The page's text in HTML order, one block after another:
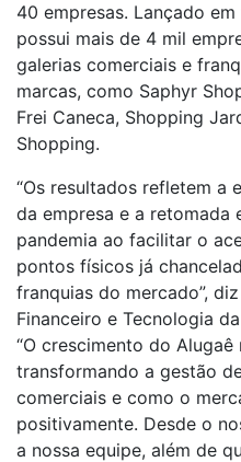
40 empresas. Lançado
possui mais de 4 mil
galerias comerciais e
marcas, como Saphyr
Frei Caneca, Shopping
Shopping.
“Os resultados refletem a
da empresa e a retomada
pandemia ao facilitar o
pontos físicos já
franquias do mercado”,
Financeiro e Tecnologia
“O crescimento do
transformando a gestão
comerciais e como o
positivamente. Desde o
a nossa equipe, além de